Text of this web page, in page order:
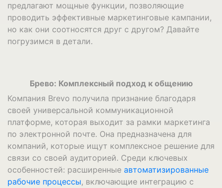
предлагают мощные функции, позволяющие
проводить эффективные маркетинговые кампании,
но как они соотносятся друг с другом? Давайте
погрузимся в детали.
Брево: Комплексный подход к общению
Компания Brevo получила признание благодаря
своей универсальной коммуникационной
платформе, которая выходит за рамки маркетинга
по электронной почте. Она предназначена для
компаний, которые ищут комплексное решение для
связи со своей аудиторией. Среди ключевых
особенностей: расширенные автоматизированные
рабочие процессы, включающие интеграцию с